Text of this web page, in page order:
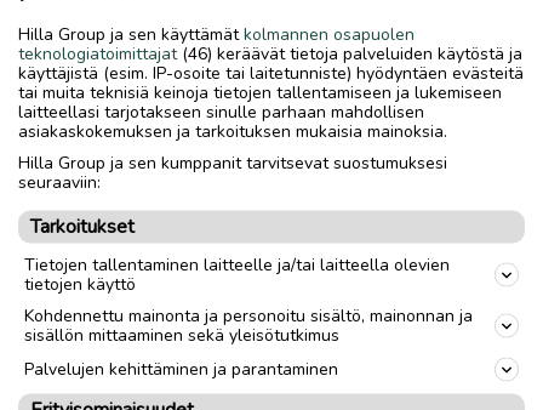
12 e/ pakkaus tai kaikki yhteensä 60 e
Myydään vähintään 2 pakkausta kerrallaan.
Yhteys tekstiviestillä.
Nouto onnistuu tänäänkin.
Kulkeutuu tarvittaessa Koivuhakaan omien menojen
mukaan.
Toimitus
Toimitus lähialueelle
Nouto
link
Hilla Group ja sen käyttämätkolmannen osapuolen
teknologiatoimittajat(46) keräävät tietoja palveluiden käytöstä ja
käyttäjistä (esim. IP-osoite tai laitetunniste) hyödyntäen evästeitä
tai muita teknisiä keinoja tietojen tallentamiseen ja lukemiseen
laitteellasi tarjotakseen sinulle parhaan mahdollisen
asiakaskokemuksen ja tarkoituksen mukaisia mainoksia.
Hilla Group ja sen kumppanit tarvitsevat suostumuksesi
seuraaviin:
Tarkoitukset
Tietojen tallentaminen laitteelle ja/tai laitteella olevien
tietojen käyttö
Kohdennettu mainonta ja personoitu sisältö, mainonnan ja
sisällön mittaaminen sekä yleisötutkimus
Palvelujen kehittäminen ja parantaminen